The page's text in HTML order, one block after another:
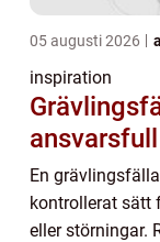
05 augusti 2026
inspiration
En
kontrollerat sätt
eller störningar.